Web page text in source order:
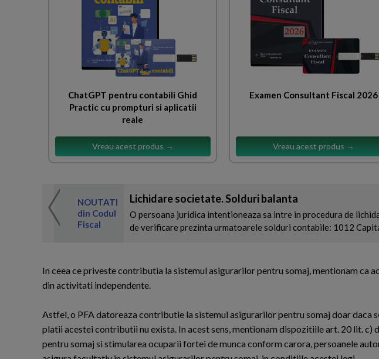
ChatGPT pentru contabili Ghid
Practic cu prompturi si aplicatii
reale
Vreau acest produs →
Examen Consultant Fiscal 2026
Vreau acest produs →
NOUTATI
din Codul
Fiscal
Lichidare societate. Solduri balanta
O persoana juridica intentioneaza sa intre in procedura de
de verificare prezinta urmatoarele solduri contabile: 1012
In ceea ce priveste contributia la sistemul asigurarilor pentru somaj, mentionam ca
din activitati independente.
Astfel, o PFA datoreaza contributie la sistemul asigurarilor pentru somaj doar daca
platii acestei contributii nu exista. In acest sens, mentionam dispozitiile art. 20 lit.
pentru somaj si stimularea ocuparii fortei de munca conform carora, persoanele